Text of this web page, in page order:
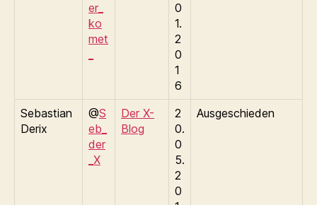
er_
ko
met
0
1.
2
0
1
6
Sebastian
Derix
@S
eb_
der
_X
Der X-
Blog
2
0.
0
5.
2
0
Ausgeschieden